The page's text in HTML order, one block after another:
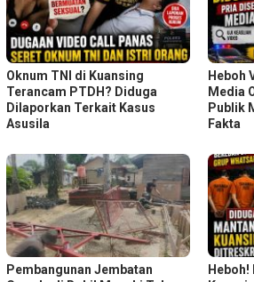
Oknum TNI di Kuansing
Terancam PTDH? Diduga
Dilaporkan Terkait Kasus
Asusila
Heboh
Media
Publik
Fakta
Pembangunan Jembatan